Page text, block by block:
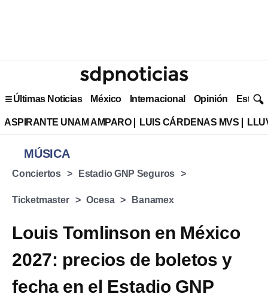
Últimas Noticias México Internacional Opinión Estilo
ASPIRANTE UNAM AMPARO LUIS CÁRDENAS MVS
MÚSICA
Conciertos Estadio GNP Seguros
Ticketmaster Ocesa Banamex
Louis Tomlinson en México
2027: precios de boletos y
fecha en el Estadio GNP